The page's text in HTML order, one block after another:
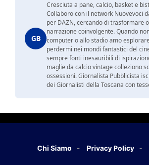
GB
Cresciuta a pane, calcio, basket e
Collaboro con il network Nuovevoci
per DAZN, cercando di trasformare
narrazione coinvolgente. Quando
computer o allo stadio amo
perdermi nei mondi fantastici del
sempre fonti inesauribili di
maglie da calcio vintage colleziono
ossessioni. Giornalista Pubblicista
dei Giornalisti della Toscana con
Chi Siamo Privacy Policy